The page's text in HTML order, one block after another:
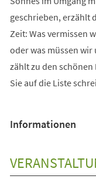
geschrieben, erzählt
Zeit: Was vermissen
oder was müssen
zählt zu den schönen
Sie auf die Liste
Informationen